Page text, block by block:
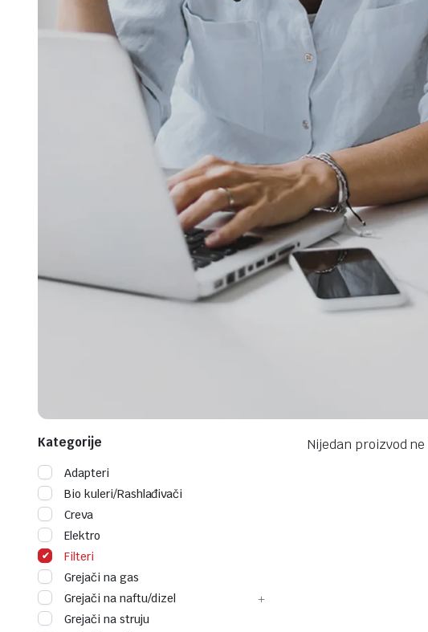
Nijedan proizvod
Kategorije
Adapteri
Bio kuleri/Rashlađivači
Creva
Elektro
Filteri
Grejači na gas
Grejači na naftu/dizel
Grejači na struju